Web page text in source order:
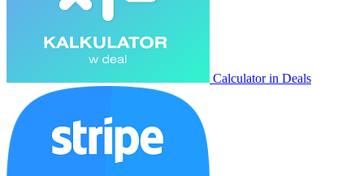
Calculator in Deals